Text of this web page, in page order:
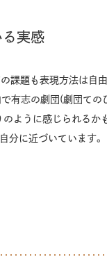
実感
課題も表現方法は
有志の劇団(劇団て
ように感じられるか
分に近づいています。